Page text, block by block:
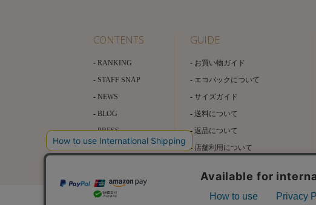
CONTENTS
RANKING
STAFF SNAP
NEWS
BLOG
PRESS
GUIDE
お買い物ガイド
エコバックについて
サイズガイド
送料について
返品について
店舗利用について